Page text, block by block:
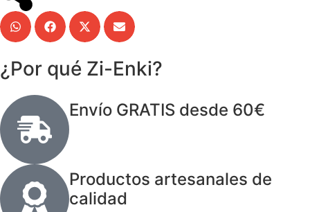
¿Por qué Zi-Enki?
Envío GRATIS desde 60€
Productos artesanales de
calidad